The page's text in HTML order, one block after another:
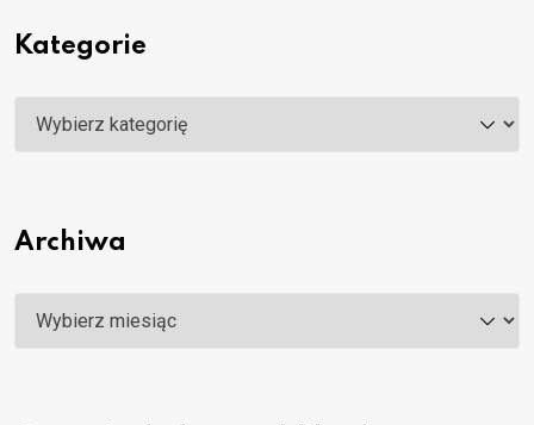
Kategorie
Kategorie
Archiwa
Archiwa